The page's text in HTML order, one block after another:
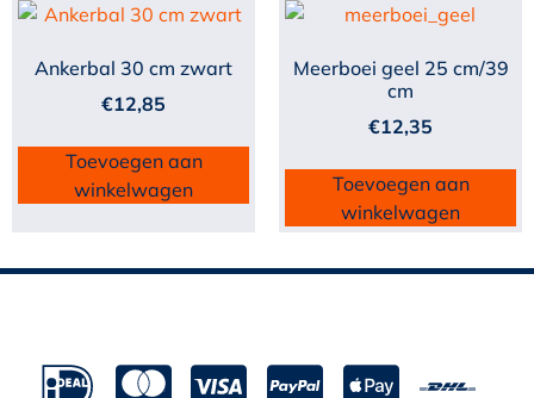
Ankerbal 30 cm zwart
€12,85
Toevoegen aan
winkelwagen
Meerboei geel 25 cm/39
cm
€12,35
Toevoegen aan
winkelwagen